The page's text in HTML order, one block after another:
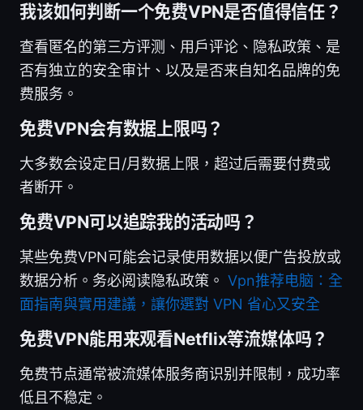
我该如何判断一个免费VPN是否值得信任？
查看匿名的第三方评测、用户评论、隐私政策、是
否有独立的安全审计、以及是否来自知名品牌的免
费服务。
免费VPN会有数据上限吗？
大多数会设定日/月数据上限，超过后需要付费或
者断开。
免费VPN可以追踪我的活动吗？
某些免费VPN可能会记录使用数据以便广告投放或
数据分析。务必阅读隐私政策。 Vpn推荐电脑：全
面指南與實用建議，讓你選對 VPN 省心又安全
免费VPN能用来观看Netflix等流媒体吗？
免费节点通常被流媒体服务商识别并限制，成功率
低且不稳定。